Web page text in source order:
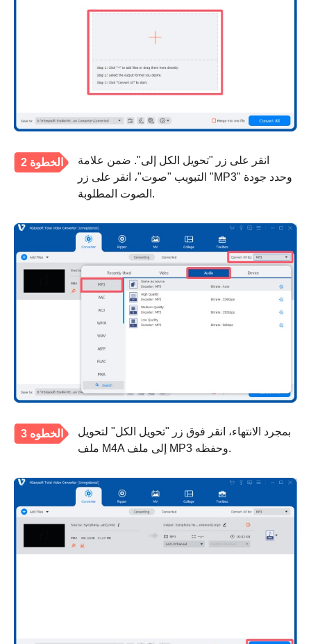
الخطوة 2
انقر على زر "تحويل الكل إلى". ضمن علامة
التبويب "صوت"، انقر على زر "MP3" وحدد جودة
الصوت المطلوبة.
الخطوه 3
بمجرد الانتهاء، انقر فوق زر "تحويل الكل" لتحويل
ملف M4A إلى ملف MP3 وحفظه.